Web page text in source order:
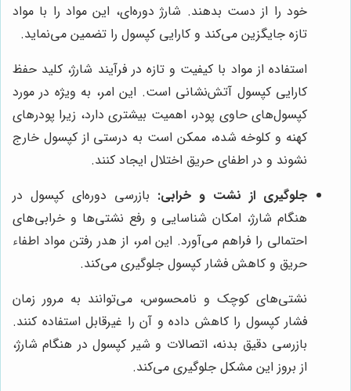
خود را از دست بدهند. شارژ دوره‌ای، این مواد را با مواد
تازه جایگزین می‌کند و کارایی کپسول را تضمین می‌نماید.
استفاده از مواد با کیفیت و تازه در فرآیند شارژ، کلید حفظ
کارایی کپسول آتش‌نشانی است. این امر، به ویژه در مورد
کپسول‌های حاوی پودر، اهمیت بیشتری دارد، زیرا پودرهای
کهنه و کلوخه شده، ممکن است به درستی از کپسول خارج
نشوند و در اطفای حریق اختلال ایجاد کنند.
جلوگیری از نشت و خرابی: بازرسی دوره‌ای کپسول در
هنگام شارژ، امکان شناسایی و رفع نشتی‌ها و خرابی‌های
احتمالی را فراهم می‌آورد. این امر، از هدر رفتن مواد اطفاء
حریق و کاهش فشار کپسول جلوگیری می‌کند.
نشتی‌های کوچک و نامحسوس، می‌توانند به مرور زمان
فشار کپسول را کاهش داده و آن را غیرقابل استفاده کنند.
بازرسی دقیق بدنه، اتصالات و شیر کپسول در هنگام شارژ،
از بروز این مشکل جلوگیری می‌کند.